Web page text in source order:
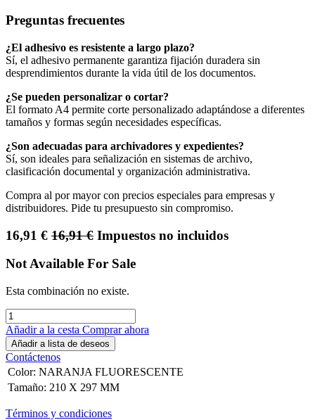
Preguntas frecuentes
¿El adhesivo es resistente a largo plazo?
Sí, el adhesivo permanente garantiza fijación duradera sin
desprendimientos durante la vida útil de los documentos.
¿Se pueden personalizar o cortar?
El formato A4 permite corte personalizado adaptándose a diferentes
tamaños y formas según necesidades específicas.
¿Son adecuadas para archivadores y expedientes?
Sí, son ideales para señalización en sistemas de archivo,
clasificación documental y organización administrativa.
Compra al por mayor con precios especiales para empresas y
distribuidores. Pide tu presupuesto sin compromiso.
16,91 € 16,91€ Impuestos no incluidos
Not Available For Sale
Esta combinación no existe.
Añadir a la cesta Comprar ahora
Añadir a lista de deseos
Contáctenos
Color: NARANJA FLUORESCENTE
Tamaño: 210 X 297 MM
Términos y condiciones